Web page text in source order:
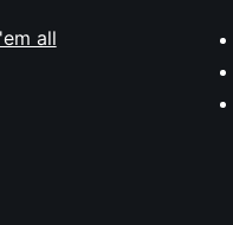
all